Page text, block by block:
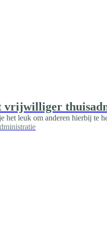
vrijwilliger
het leuk om anderen hierbij te